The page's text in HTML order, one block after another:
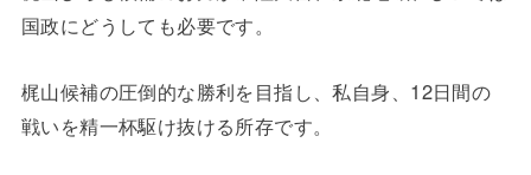
国政にどうしても必要です。
梶山候補の圧倒的な勝利を目指し、私自身、12日間の
戦いを精一杯駆け抜ける所存です。